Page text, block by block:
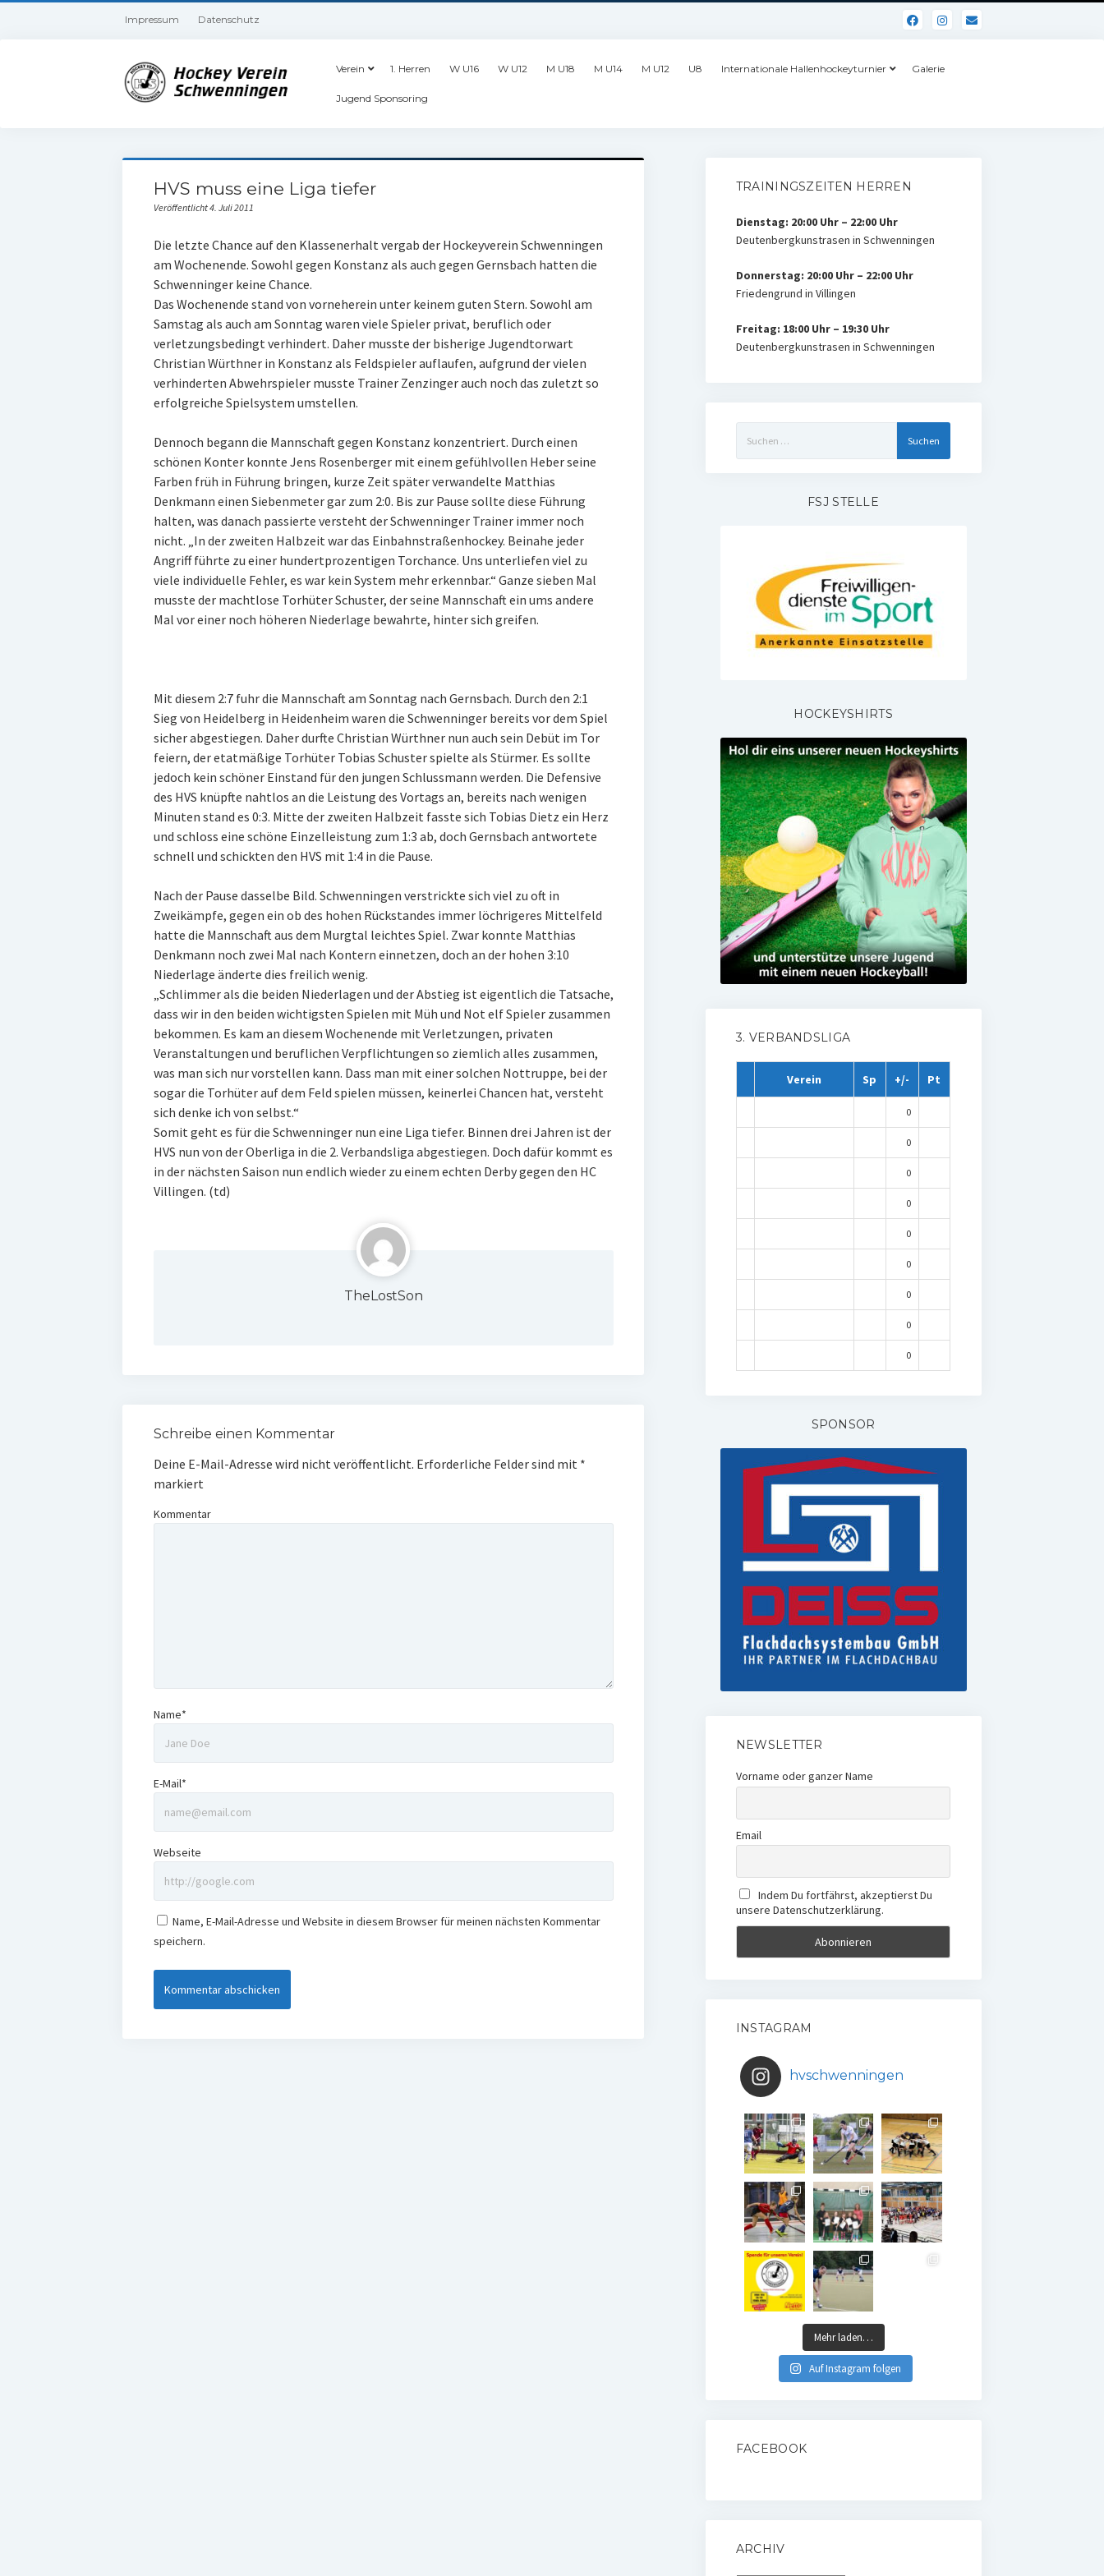
Impressum Datenschutz
Verein 1. Herren W U16 W U12 M U18 M U14 M U12 U8 Internationale Hallenhockeyturnier Galerie
Jugend Sponsoring
HVS muss eine Liga tiefer
Veröffentlicht 4. Juli 2011
Die letzte Chance auf den Klassenerhalt vergab der Hockeyverein Schwenningen
am Wochenende. Sowohl gegen Konstanz als auch gegen Gernsbach hatten die
Schwenninger keine Chance.
Das Wochenende stand von vorneherein unter keinem guten Stern. Sowohl am
Samstag als auch am Sonntag waren viele Spieler privat, beruflich oder
verletzungsbedingt verhindert. Daher musste der bisherige Jugendtorwart
Christian Würthner in Konstanz als Feldspieler auflaufen, aufgrund der vielen
verhinderten Abwehrspieler musste Trainer Zenzinger auch noch das zuletzt so
erfolgreiche Spielsystem umstellen.
Dennoch begann die Mannschaft gegen Konstanz konzentriert. Durch einen
schönen Konter konnte Jens Rosenberger mit einem gefühlvollen Heber seine
Farben früh in Führung bringen, kurze Zeit später verwandelte Matthias
Denkmann einen Siebenmeter gar zum 2:0. Bis zur Pause sollte diese Führung
halten, was danach passierte versteht der Schwenninger Trainer immer noch
nicht. „In der zweiten Halbzeit war das Einbahnstraßenhockey. Beinahe jeder
Angriff führte zu einer hundertprozentigen Torchance. Uns unterliefen viel zu
viele individuelle Fehler, es war kein System mehr erkennbar.“ Ganze sieben Mal
musste der machtlose Torhüter Schuster, der seine Mannschaft ein ums andere
Mal vor einer noch höheren Niederlage bewahrte, hinter sich greifen.
Mit diesem 2:7 fuhr die Mannschaft am Sonntag nach Gernsbach. Durch den 2:1
Sieg von Heidelberg in Heidenheim waren die Schwenninger bereits vor dem Spiel
sicher abgestiegen. Daher durfte Christian Würthner nun auch sein Debüt im Tor
feiern, der etatmäßige Torhüter Tobias Schuster spielte als Stürmer. Es sollte
jedoch kein schöner Einstand für den jungen Schlussmann werden. Die Defensive
des HVS knüpfte nahtlos an die Leistung des Vortags an, bereits nach wenigen
Minuten stand es 0:3. Mitte der zweiten Halbzeit fasste sich Tobias Dietz ein Herz
und schloss eine schöne Einzelleistung zum 1:3 ab, doch Gernsbach antwortete
schnell und schickten den HVS mit 1:4 in die Pause.
Nach der Pause dasselbe Bild. Schwenningen verstrickte sich viel zu oft in
Zweikämpfe, gegen ein ob des hohen Rückstandes immer löchrigeres Mittelfeld
hatte die Mannschaft aus dem Murgtal leichtes Spiel. Zwar konnte Matthias
Denkmann noch zwei Mal nach Kontern einnetzen, doch an der hohen 3:10
Niederlage änderte dies freilich wenig.
„Schlimmer als die beiden Niederlagen und der Abstieg ist eigentlich die Tatsache,
dass wir in den beiden wichtigsten Spielen mit Müh und Not elf Spieler zusammen
bekommen. Es kam an diesem Wochenende mit Verletzungen, privaten
Veranstaltungen und beruflichen Verpflichtungen so ziemlich alles zusammen,
was man sich nur vorstellen kann. Dass man mit einer solchen Nottruppe, bei der
sogar die Torhüter auf dem Feld spielen müssen, keinerlei Chancen hat, versteht
sich denke ich von selbst.“
Somit geht es für die Schwenninger nun eine Liga tiefer. Binnen drei Jahren ist der
HVS nun von der Oberliga in die 2. Verbandsliga abgestiegen. Doch dafür kommt es
in der nächsten Saison nun endlich wieder zu einem echten Derby gegen den HC
Villingen. (td)
TheLostSon
Schreibe einen Kommentar
Deine E-Mail-Adresse wird nicht veröffentlicht. Erforderliche Felder sind mit *
markiert
Kommentar
Name*
E-Mail*
Webseite
Name, E-Mail-Adresse und Website in diesem Browser für meinen nächsten Kommentar
speichern.
TRAININGSZEITEN HERREN
Dienstag: 20:00 Uhr – 22:00 Uhr
Deutenbergkunstrasen in Schwenningen
Donnerstag: 20:00 Uhr – 22:00 Uhr
Friedengrund in Villingen
Freitag: 18:00 Uhr – 19:30 Uhr
Deutenbergkunstrasen in Schwenningen
nach:
FSJ STELLE
HOCKEYSHIRTS
3. VERBANDSLIGA
Verein Sp +/- Pt
0
0
0
0
0
0
0
0
0
SPONSOR
NEWSLETTER
Vorname oder ganzer Name
Email
Indem Du fortfährst, akzeptierst Du
unsere Datenschutzerklärung.
INSTAGRAM
hvschwenningen
Mehr laden…
Auf Instagram folgen
FACEBOOK
ARCHIV